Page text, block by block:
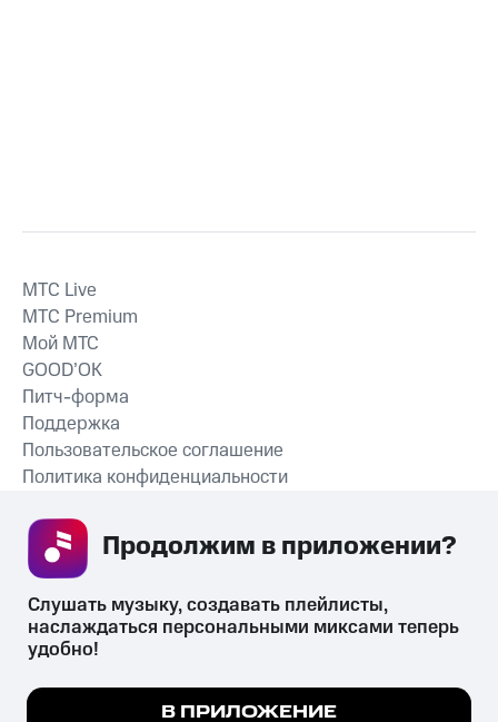
СКАЧАТЬ ПРИЛОЖЕНИЕ
MTС Live
MTС Premium
Мой МТС
GOOD’OK
Питч-форма
Поддержка
Пользовательское соглашение
Политика конфиденциальности
психотропных веществ, их аналогов причиняет вред здоровью,
их незаконный оборот запрещён и влечёт установленную
Мы используем куки, чтобы на сайте все
Слушать музыку, создавать плейлисты,
наслаждаться персональными миксами теперь
удобно!
В ПРИЛОЖЕНИЕ